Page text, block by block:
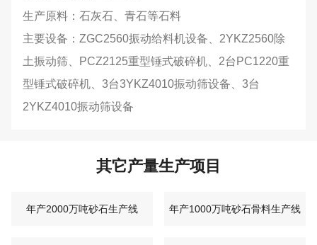
生产原料：石灰石、青石等石料
主要设备：ZGC2560振动给料机设备、2YKZ2560除
土振动筛、PCZ2125重型锤式破碎机、2台PC1220重
型锤式破碎机、3台3YKZ4010振动筛设备、3台
2YKZ4010振动筛设备
其它产量生产项目
年产2000万吨砂石生产线 年产1000万吨砂石骨料生产线